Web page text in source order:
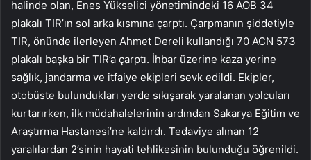
halinde olan, Enes Yükselici yönetimindeki 16 AOB 34
plakalı TIR’ın sol arka kısmına çarptı. Çarpmanın şiddetiyle
TIR, önünde ilerleyen Ahmet Dereli kullandığı 70 ACN 573
plakalı başka bir TIR’a çarptı. İhbar üzerine kaza yerine
sağlık, jandarma ve itfaiye ekipleri sevk edildi. Ekipler,
otobüste bulundukları yerde sıkışarak yaralanan yolcuları
kurtarırken, ilk müdahalelerinin ardından Sakarya Eğitim ve
Araştırma Hastanesi’ne kaldırdı. Tedaviye alınan 12
yaralılardan 2’sinin hayati tehlikesinin bulunduğu öğrenildi.